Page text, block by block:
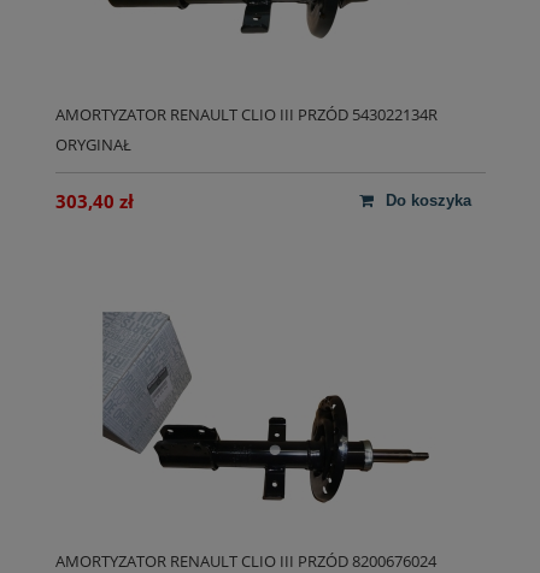
AMORTYZATOR RENAULT CLIO III PRZÓD 543022134R
ORYGINAŁ
303,40 zł do koszyka
AMORTYZATOR RENAULT CLIO III PRZÓD 8200676024